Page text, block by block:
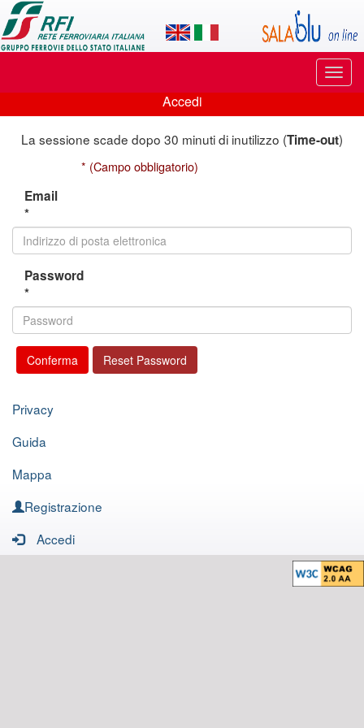
Applicazione
SalaBlu
Online
di
Rete
Ferroviaria
Italiana
di
Accedi
Accedi
La sessione scade dopo 30 minuti di inutilizzo (Time-out)
* (Campo obbligatorio)
Email
*
Password
*
Privacy
Guida
Mappa
Registrazione
Accedi